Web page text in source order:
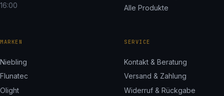
16:00
Alle Produkte
MARKEN
Niebling
Flunatec
Olight
SERVICE
Kontakt & Beratung
Versand & Zahlung
Widerruf & Rückgabe